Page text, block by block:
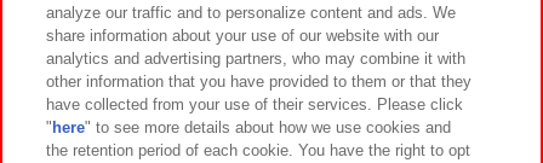
イベント・キャンペーン
関連会社 サステナビリティ サイトポリシー
analyze our traffic and to personalize content and ads. We
share information about your use of our website with our
analytics and advertising partners, who may combine it with
other information that you have provided to them or that they
have collected from your use of their services. Please click
" here" to see more details about how we use cookies and
the retention period of each cookie. You have the right to opt